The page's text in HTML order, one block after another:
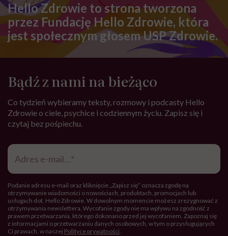
Hello Zdrowie to strona tworzona
przez Fundację Hello Zdrowie, która
jest społecznym głosem USP Zdrowie.
Bądź z nami na bieżąco
Co tydzień wybieramy teksty, rozmowy i podcasty Hello
Zdrowie o ciele, psychice i codziennym życiu. Zapisz się i
czytaj bez pośpiechu.
Adres
mail*
Podanie adresu e-mail oraz kliknięcie „Zapisz się” oznacza zgodę na
otrzymywanie wiadomości o nowościach, produktach, promocjach lub
usługach dot. Hello Zdrowie. W dowolnym momencie możesz zrezygnować z
otrzymywania newslettera. Wycofanie zgody nie ma wpływu na zgodność z
prawem przetwarzania, którego dokonano przed jej wycofaniem. Zapoznaj się
z informacjami o przetwarzaniu danych osobowych, w tym o przysługujących
Ci prawach, w naszej Polityce prywatności.